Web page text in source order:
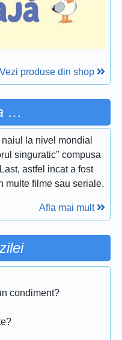
Vezi produse din shop
…
la nivel mondial
singuratic'' compusa
astfel incat a fost
multe filme sau seriale.
Afla mai mult
condiment?